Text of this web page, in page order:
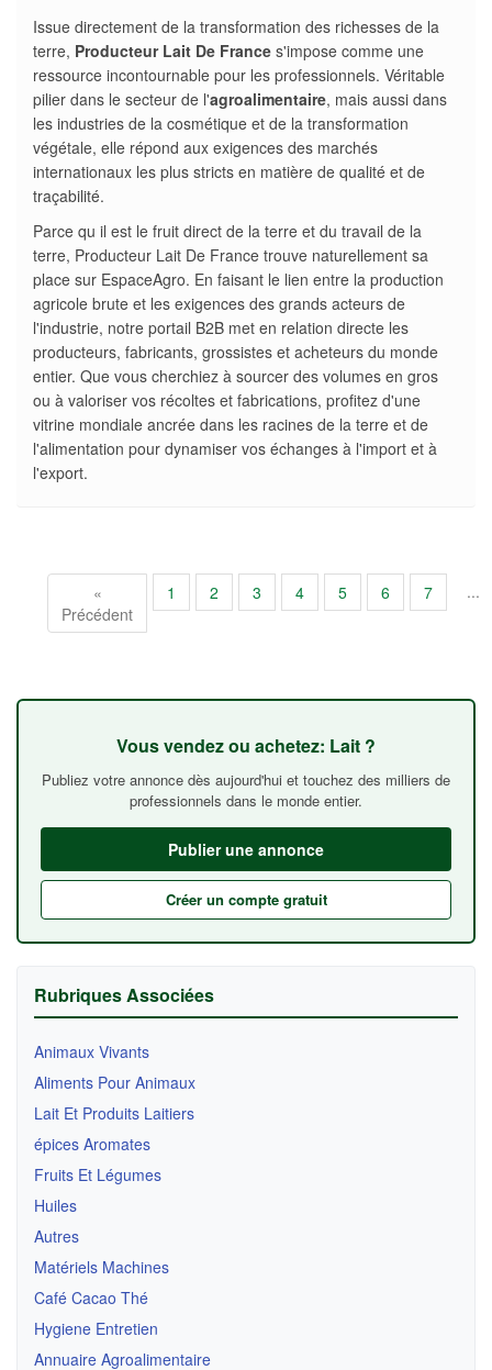
Issue directement de la transformation des richesses de la
terre, Producteur Lait De France s'impose comme une
ressource incontournable pour les professionnels. Véritable
pilier dans le secteur de l'agroalimentaire, mais aussi dans
les industries de la cosmétique et de la transformation
végétale, elle répond aux exigences des marchés
internationaux les plus stricts en matière de qualité et de
traçabilité.
Parce qu il est le fruit direct de la terre et du travail de la
terre, Producteur Lait De France trouve naturellement sa
place sur EspaceAgro. En faisant le lien entre la production
agricole brute et les exigences des grands acteurs de
l'industrie, notre portail B2B met en relation directe les
producteurs, fabricants, grossistes et acheteurs du monde
entier. Que vous cherchiez à sourcer des volumes en gros
ou à valoriser vos récoltes et fabrications, profitez d'une
vitrine mondiale ancrée dans les racines de la terre et de
l'alimentation pour dynamiser vos échanges à l'import et à
l'export.
«
Précédent
1 2 3 4 5 6 7 ...
Vous vendez ou achetez: Lait ?
Publiez votre annonce dès aujourd'hui et touchez des milliers de
professionnels dans le monde entier.
Publier une annonce
Créer un compte gratuit
Rubriques Associées
Animaux Vivants
Aliments Pour Animaux
Lait Et Produits Laitiers
épices Aromates
Fruits Et Légumes
Huiles
Autres
Matériels Machines
Café Cacao Thé
Hygiene Entretien
Annuaire Agroalimentaire